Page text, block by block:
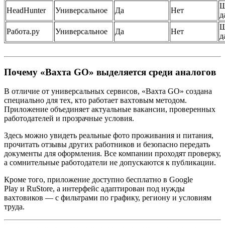
HeadHunter Универсальное Да Нет
Работа.ру
Универсальное Да Нет
Почему «Вахта GO» выделяется среди аналогов
В отличие от универсальных сервисов, «Вахта GO» создана
специально для тех, кто работает вахтовым методом.
Приложение объединяет актуальные вакансии, проверенных
работодателей и прозрачные условия.
Здесь можно увидеть реальные фото проживания и питания,
прочитать отзывы других работников и безопасно передать
документы для оформления. Все компании проходят проверку,
а сомнительные работодатели не допускаются к публикации.
Кроме того, приложение доступно бесплатно в Google
Play и RuStore, а интерфейс адаптирован под нужды
вахтовиков — с фильтрами по графику, региону и условиям
труда.